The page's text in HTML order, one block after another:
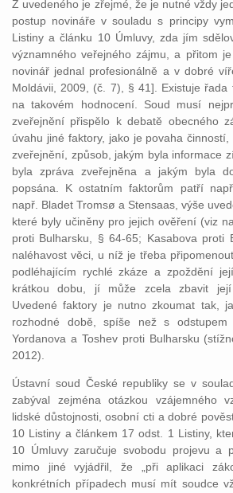
Z uvedeného je zřejmé, že je nutné vždy
postup novináře v souladu s principy
Listiny a článku 10 Úmluvy, zda jím
významného veřejného zájmu, a přitom
novinář jednal profesionálně a v dobré
Moldávii, 2009, (č. 7), § 41]. Existuje řada
na takovém hodnocení. Soud musí
zveřejnění přispělo k debatě obecného
úvahu jiné faktory, jako je povaha
zveřejnění, způsob, jakým byla informace
byla zpráva zveřejněna a jakým byla
popsána. K ostatním faktorům patří
např. Bladet Tromsø a Stensaas, výše
které byly učiněny pro jejich ověření (viz
proti Bulharsku, § 64-65; Kasabova proti
naléhavost věci, u níž je třeba
podléhajícím rychlé zkáze a zpoždění
krátkou dobu, jí může zcela zbavit
Uvedené faktory je nutno zkoumat tak,
rozhodné době, spíše než s odstupem
Yordanova a Toshev proti Bulharsku
2012).
Ústavní soud České republiky se v
zabýval zejména otázkou vzájemného
lidské důstojnosti, osobní cti a dobré
10 Listiny a článkem 17 odst. 1 Listiny,
10 Úmluvy zaručuje svobodu projevu a
mimo jiné vyjádřil, že „při aplikaci
konkrétních případech musí mít soudce